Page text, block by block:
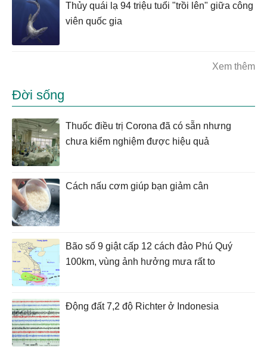
Thủy quái lạ 94 triệu tuổi "trồi lên" giữa công
viên quốc gia
Xem thêm
Đời sống
Thuốc điều trị Corona đã có sẵn nhưng
chưa kiểm nghiệm được hiệu quả
Cách nấu cơm giúp bạn giảm cân
Bão số 9 giật cấp 12 cách đảo Phú Quý
100km, vùng ảnh hưởng mưa rất to
Động đất 7,2 độ Richter ở Indonesia